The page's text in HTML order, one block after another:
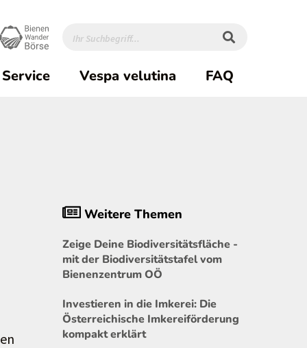
Service Vespa velutina FAQ
Weitere Themen
Zeige Deine Biodiversitätsfläche -
mit der Biodiversitätstafel vom
Bienenzentrum OÖ
Investieren in die Imkerei: Die
Österreichische Imkereiförderung
kompakt erklärt